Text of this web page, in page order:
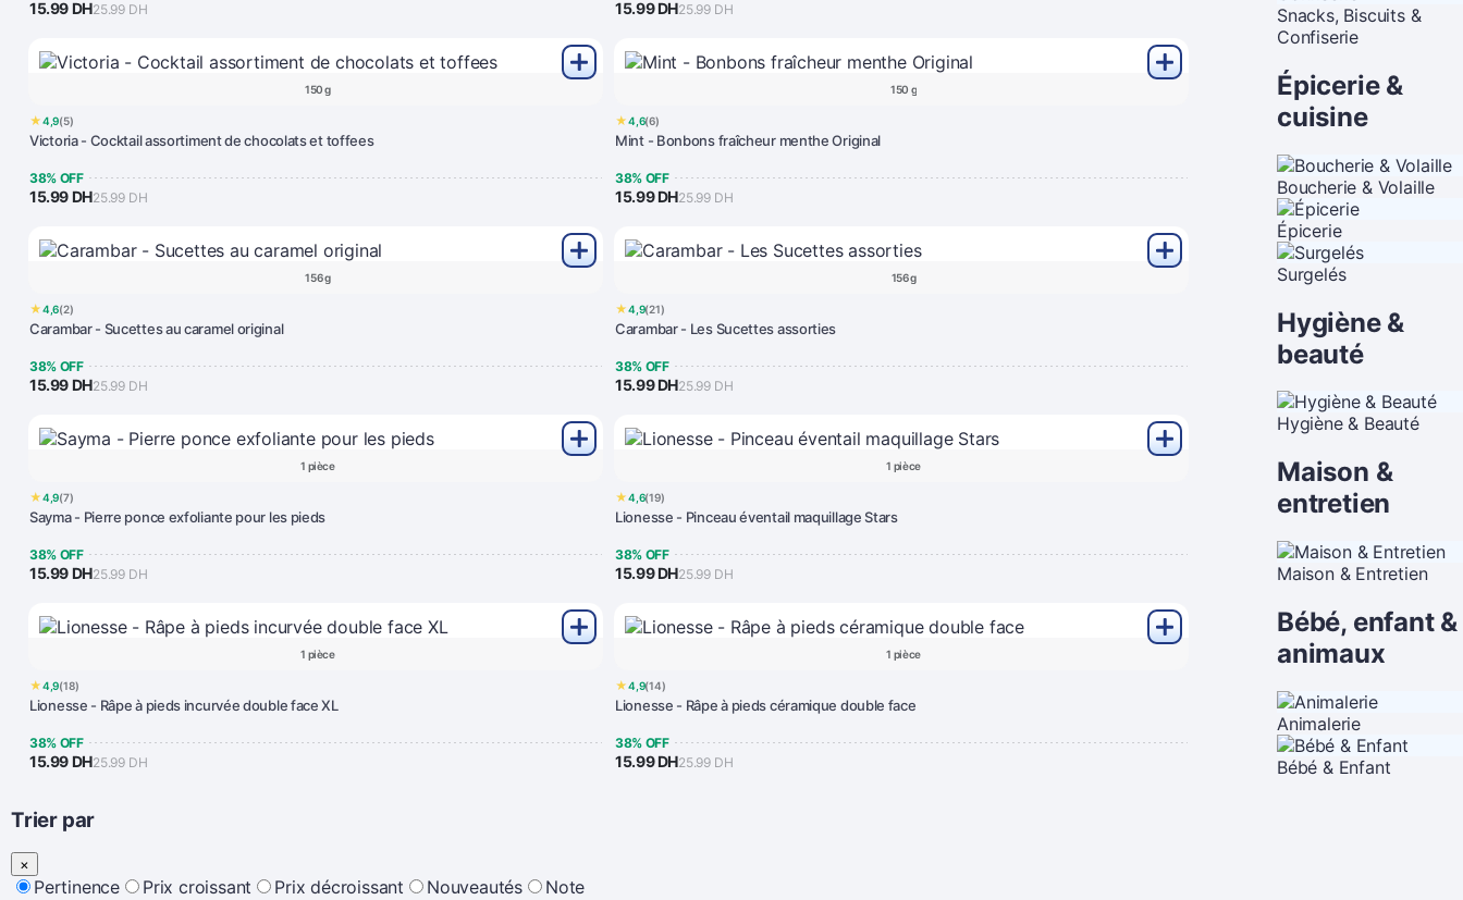
15.99 DH25.99 DH 15.99 DH25.99 DH
150 g
★4,9(5)
Victoria - Cocktail assortiment de chocolats et toffees
38% OFF
15.99 DH25.99 DH
150 g
★4,6(6)
Mint - Bonbons fraîcheur menthe Original
38% OFF
15.99 DH25.99 DH
156 g
★4,6(2)
Carambar - Sucettes au caramel original
38% OFF
15.99 DH25.99 DH
156 g
★4,9(21)
Carambar - Les Sucettes assorties
38% OFF
15.99 DH25.99 DH
1 pièce
★4,9(7)
Sayma - Pierre ponce exfoliante pour les pieds
38% OFF
15.99 DH25.99 DH
1 pièce
★4,6(19)
Lionesse - Pinceau éventail maquillage Stars
38% OFF
15.99 DH25.99 DH
1 pièce
★4,9(18)
Lionesse - Râpe à pieds incurvée double face XL
38% OFF
15.99 DH25.99 DH
1 pièce
★4,9(14)
Lionesse - Râpe à pieds céramique double face
38% OFF
15.99 DH25.99 DH
Trier par
×
Pertinence Prix croissant Prix décroissant Nouveautés Note
Snacks, Biscuits &
Confiserie
Épicerie &
cuisine
Boucherie & Volaille
Épicerie
Surgelés
Hygiène &
beauté
Hygiène & Beauté
Maison &
entretien
Maison & Entretien
Bébé, enfant &
animaux
Animalerie
Bébé & Enfant